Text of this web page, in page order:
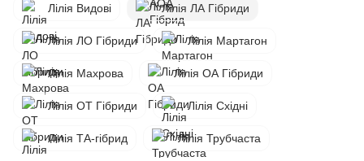
Лілія Видові Лілія ЛА Гібриди
Лілія ЛО Гібриди Лілія Мартагон
Лілія Махрова Лілія ОА Гібриди
Лілія ОТ Гібриди Лілія Східні
Лілія ТА-гібрид Лілія Трубчаста